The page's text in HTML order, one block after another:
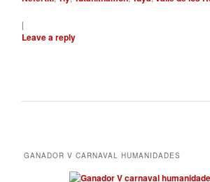
|
Leave a reply
GANADOR V CARNAVAL HUMANIDADES